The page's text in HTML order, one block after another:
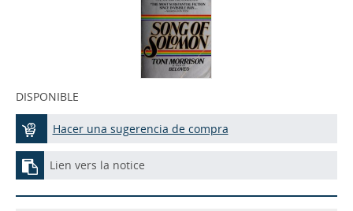
DISPONIBLE
Hacer una sugerencia de compra
Lien vers la notice